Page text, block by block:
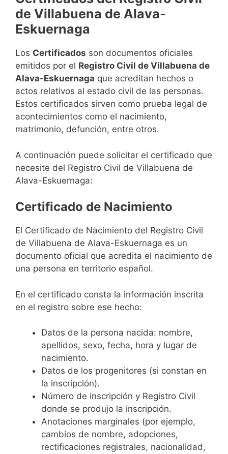
de Villabuena de Alava-
Eskuernaga
Los Certificados son documentos oficiales
emitidos por el Registro Civil de Villabuena de
Alava-Eskuernaga que acreditan hechos o
actos relativos al estado civil de las personas.
Estos certificados sirven como prueba legal de
acontecimientos como el nacimiento,
matrimonio, defunción, entre otros.
A continuación puede solicitar el certificado que
necesite del Registro Civil de Villabuena de
Alava-Eskuernaga:
Certificado de Nacimiento
El Certificado de Nacimiento del Registro Civil
de Villabuena de Alava-Eskuernaga es un
documento oficial que acredita el nacimiento de
una persona en territorio español.
En el certificado consta la información inscrita
en el registro sobre ese hecho:
Datos de la persona nacida: nombre,
apellidos, sexo, fecha, hora y lugar de
nacimiento.
Datos de los progenitores (si constan en
la inscripción).
Número de inscripción y Registro Civil
donde se produjo la inscripción.
Anotaciones marginales (por ejemplo,
cambios de nombre, adopciones,
rectificaciones registrales, nacionalidad,